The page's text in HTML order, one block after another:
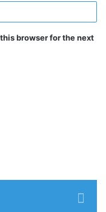
browser for the next